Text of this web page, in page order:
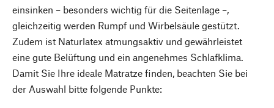
einsinken – besonders wichtig für die Seitenlage –,
gleichzeitig werden Rumpf und Wirbelsäule gestützt.
Zudem ist Naturlatex atmungsaktiv und gewährleistet
eine gute Belüftung und ein angenehmes Schlafklima.
Damit Sie Ihre ideale Matratze finden, beachten Sie bei
der Auswahl bitte folgende Punkte: